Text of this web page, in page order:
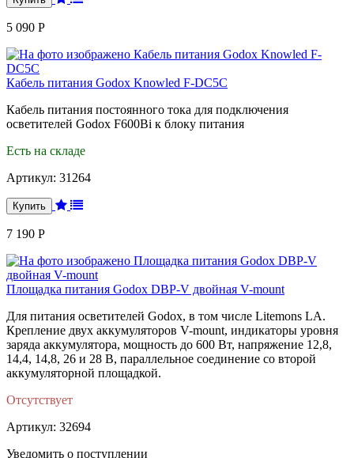
5 090 Р
Кабель питания Godox Knowled F-DC5C
Кабель питания постоянного тока для подключения
осветителей Godox F600Bi к блоку питания
Есть на складе
Артикул: 31264
7 190 Р
Площадка питания Godox DBP-V двойная V-mount
Для питания осветителей Godox, в том числе Litemons LA.
Крепление двух аккумуляторов V-mount, индикаторы уровня
заряда аккумулятора, мощность до 600 Вт, напряжение 12,8,
14,4, 14,8, 26 и 28 В, параллельное соединение со второй
аккумуляторной площадкой.
Отсутствует
Артикул: 32694
Уведомить о поступлении